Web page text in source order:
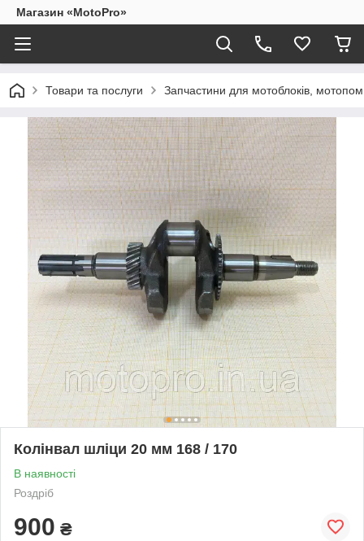
Магазин «MotoPro»
Товари та послуги Запчастини для мотоблоків,
Колінвал шліци 20 мм 168 / 170
В наявності
Роздріб
900 ₴